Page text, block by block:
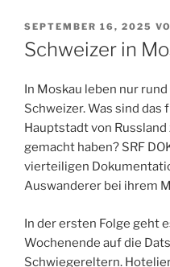
VERÖFFENTLICHT
AM
SEPTEMBER 16, 2025
Schweizer in
In Moskau leben nur
Schweizer. Was sind das
Hauptstadt von
gemacht haben? SRF
vierteiligen
Auswanderer bei ihrem
In der ersten Folge geht
Wochenende auf die
Schwiegereltern.